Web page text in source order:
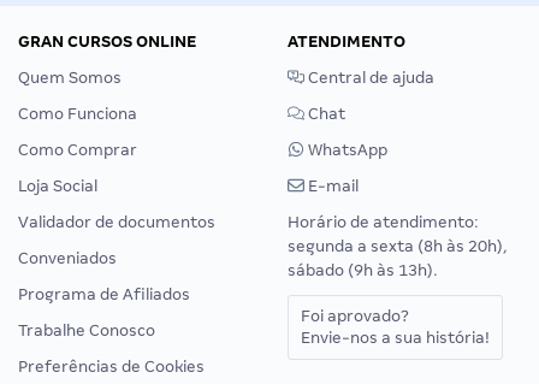
GRAN CURSOS ONLINE
Quem Somos
Como Funciona
Como Comprar
Loja Social
Validador de documentos
Conveniados
Programa de Afiliados
Trabalhe Conosco
Preferências de Cookies
ATENDIMENTO
Central de ajuda
Chat
WhatsApp
E-mail
Horário de atendimento:
segunda a sexta (8h às 20h),
sábado (9h às 13h).
Foi aprovado?
Envie-nos a sua história!